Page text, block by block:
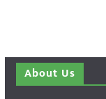
About Us